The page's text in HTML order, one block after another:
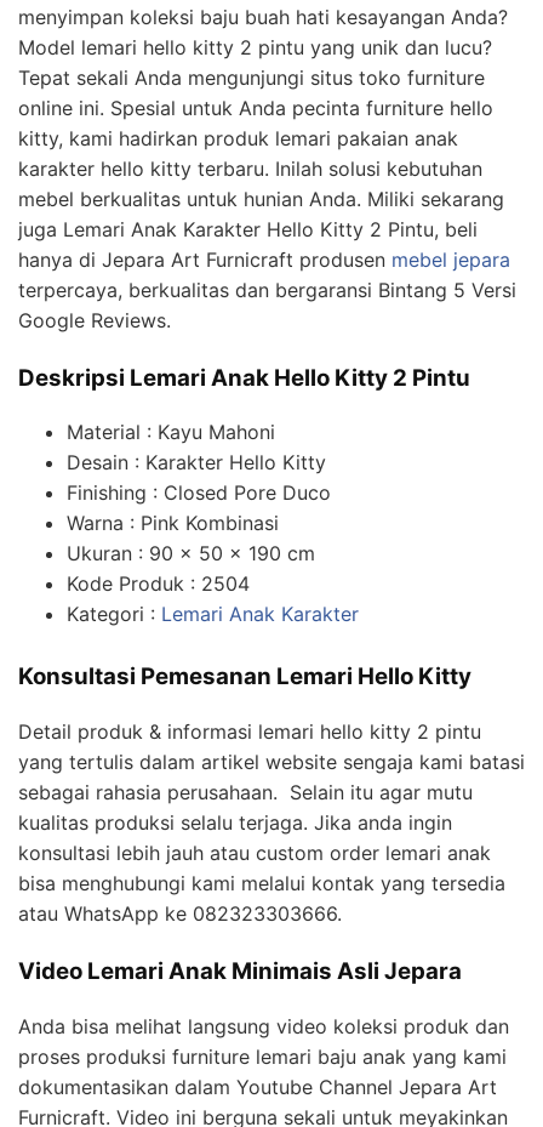
menyimpan koleksi baju buah hati kesayangan Anda?
Model lemari hello kitty 2 pintu yang unik dan lucu?
Tepat sekali Anda mengunjungi situs toko furniture
online ini. Spesial untuk Anda pecinta furniture hello
kitty, kami hadirkan produk lemari pakaian anak
karakter hello kitty terbaru. Inilah solusi kebutuhan
mebel berkualitas untuk hunian Anda. Miliki sekarang
juga Lemari Anak Karakter Hello Kitty 2 Pintu, beli
hanya di Jepara Art Furnicraft produsen mebel jepara
terpercaya, berkualitas dan bergaransi Bintang 5 Versi
Google Reviews.
Deskripsi Lemari Anak Hello Kitty 2 Pintu
Material : Kayu Mahoni
Desain : Karakter Hello Kitty
Finishing : Closed Pore Duco
Warna : Pink Kombinasi
Ukuran : 90 x 50 x 190 cm
Kode Produk : 2504
Kategori : Lemari Anak Karakter
Konsultasi Pemesanan Lemari Hello Kitty
Detail produk & informasi lemari hello kitty 2 pintu
yang tertulis dalam artikel website sengaja kami batasi
sebagai rahasia perusahaan. Selain itu agar mutu
kualitas produksi selalu terjaga. Jika anda ingin
konsultasi lebih jauh atau custom order lemari anak
bisa menghubungi kami melalui kontak yang tersedia
atau WhatsApp ke 082323303666.
Video Lemari Anak Minimais Asli Jepara
Anda bisa melihat langsung video koleksi produk dan
proses produksi furniture lemari baju anak yang kami
dokumentasikan dalam Youtube Channel Jepara Art
Furnicraft. Video ini berguna sekali untuk meyakinkan